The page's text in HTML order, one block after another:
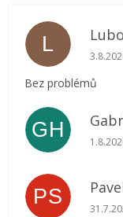
L
Bez problémů
GH
PS